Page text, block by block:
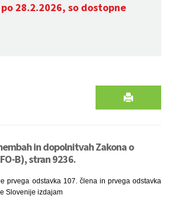
28.2.2026, so dostopne
in dopolnitvah Zakona o
B), stran 9236.
prvega odstavka 107. člena in prvega odstavka
Slovenije izdajam